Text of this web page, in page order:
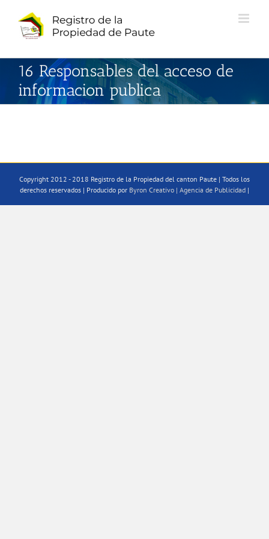
contenido
16 Responsables del acceso de
informacion publica
Copyright 2012 - 2018 Registro de la Propiedad del canton Paute | Todos los
derechos reservados | Producido por Byron Creativo | Agencia de Publicidad |